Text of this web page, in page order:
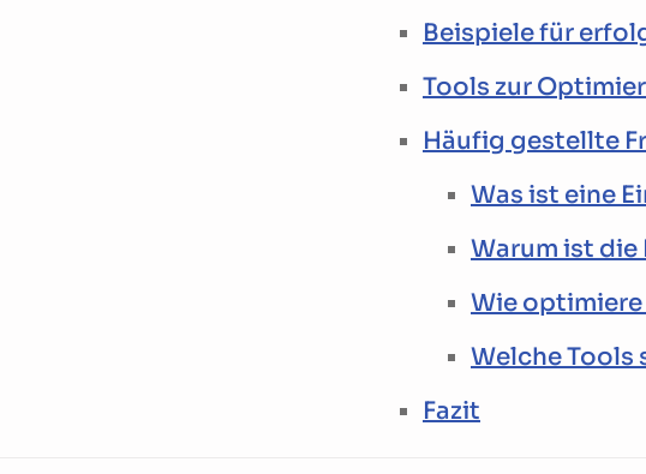
Beispiele für
Tools zur
Häufig gestellte
Was ist eine
Warum ist
Wie
Welche Tools
Fazit